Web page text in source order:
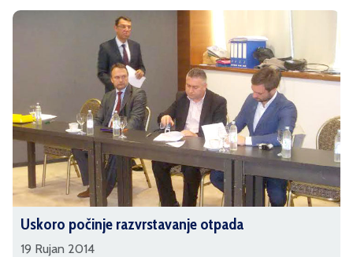
Uskoro počinje razvrstavanje otpada
19 Rujan 2014